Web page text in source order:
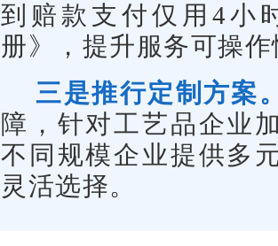
到赔款支付仅用4小
册》，提升服务可操
三是推行定制方案
障，针对工艺品企业
不同规模企业提供多
灵活选择。